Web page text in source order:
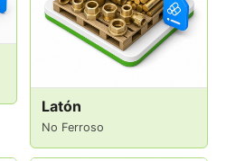
Latón
No Ferroso